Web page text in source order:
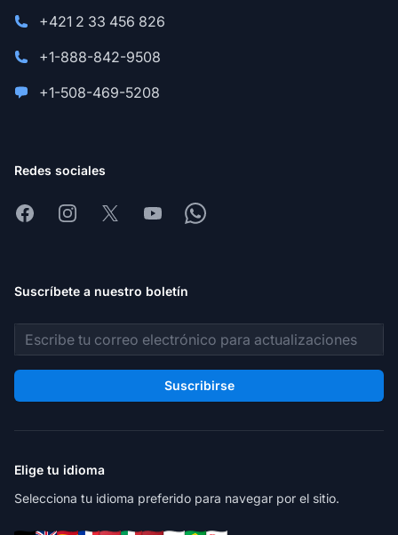
+421 2 33 456 826
+1-888-842-9508
+1-508-469-5208
Redes sociales
FacebookInstagram
X YoutubeWhatsapp
Suscríbete a nuestro boletín
Dirección de correo electrónico
Suscribirse
Elige tu idioma
Selecciona tu idioma preferido para navegar por el sitio.